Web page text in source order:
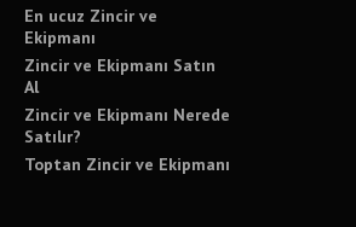
En ucuz Zincir ve
Ekipmanı
Zincir ve Ekipmanı Satın
Al
Zincir ve Ekipmanı Nerede
Satılır?
Toptan Zincir ve Ekipmanı